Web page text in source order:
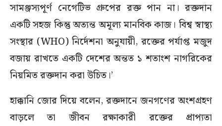
সামঞ্জস্যপূর্ণ নেগেটিভ গ্রুপের রক্ত পান না। রক্তদান
একটি সহজ কিন্তু অত্যন্ত অমূল্য মানবিক কাজ। বিশ্ব স্বাস্থ্য
সংস্থার (WHO) নির্দেশনা অনুযায়ী, রক্তের পর্যাপ্ত মজুদ
বজায় রাখতে একটি দেশের অন্তত ১ শতাংশ নাগরিকের
নিয়মিত রক্তদান করা উচিত।’
হাক্কানি জোর দিয়ে বলেন, রক্তদানে জনগণের অংশগ্রহণ
বাড়লে তা জীবন রক্ষাকারী রক্তের প্রাপ্যতা